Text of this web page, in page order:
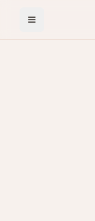
Toggle Menu